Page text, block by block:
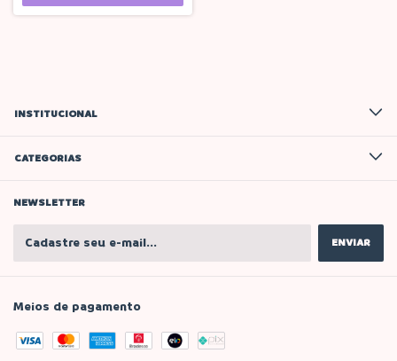
INSTITUCIONAL
CATEGORIAS
NEWSLETTER
Meios de pagamento